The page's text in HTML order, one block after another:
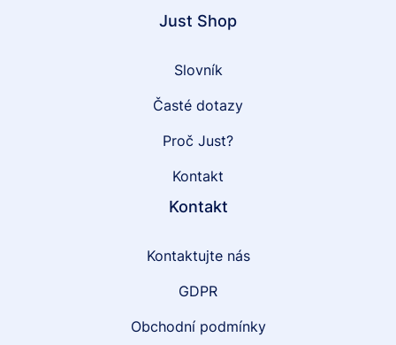
Just Shop
Slovník
Časté dotazy
Proč Just?
Kontakt
Kontakt
Kontaktujte nás
GDPR
Obchodní podmínky